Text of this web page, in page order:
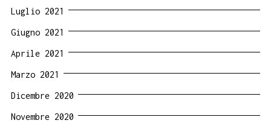
Luglio 2021
Giugno 2021
Aprile 2021
Marzo 2021
Dicembre 2020
Novembre 2020